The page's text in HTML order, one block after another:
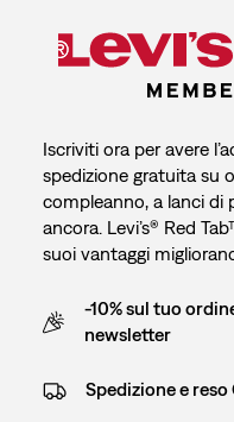
Iscriviti ora per avere
spedizione gratuita su
compleanno, a lanci di
ancora. Levi’s® Red
suoi vantaggi
-10% sul tuo
newsletter
Spedizione e reso